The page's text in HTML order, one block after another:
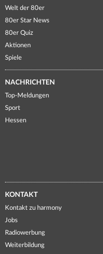
Welt der 80er
80er Star News
80er Quiz
Aktionen
Spiele
NACHRICHTEN
Top-Meldungen
Sport
Hessen
KONTAKT
Kontakt zu harmony
Jobs
Radiowerbung
Weiterbildung